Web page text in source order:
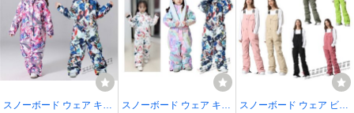
スノーボード ウェア キッ
スノーボード ウェア キッ
スノーボード ウェア ビブ